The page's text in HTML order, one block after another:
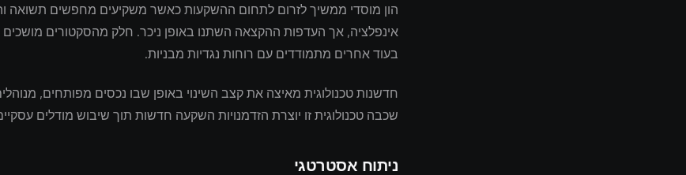
הון מוסדי ממשיך לזרום לתחום ההשקעות כאשר משקיעים מחפשים תשואה
אינפלציה, אך העדפות ההקצאה השתנו באופן ניכר. חלק מהסקטורים מושכים
בעוד אחרים מתמודדים עם רוחות נגדיות מבניות.
חדשנות טכנולוגית מאיצה את קצב השינוי באופן שבו נכסים מפותחים,
שכבה טכנולוגית זו יוצרת הזדמנויות השקעה חדשות תוך שיבוש מודלים
ניתוח אסטרטגי